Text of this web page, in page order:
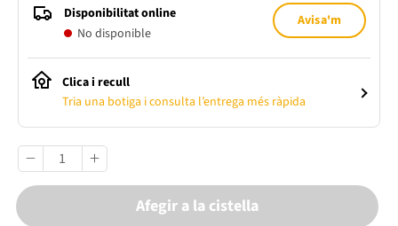
Disponibilitat online
No disponible
Avisa'm
Clica i recull
Tria una botiga i consulta l’entrega més ràpida
Afegir a la cistella